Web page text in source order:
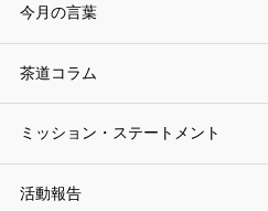
今月の言葉
茶道コラム
ミッション・ステートメント
活動報告